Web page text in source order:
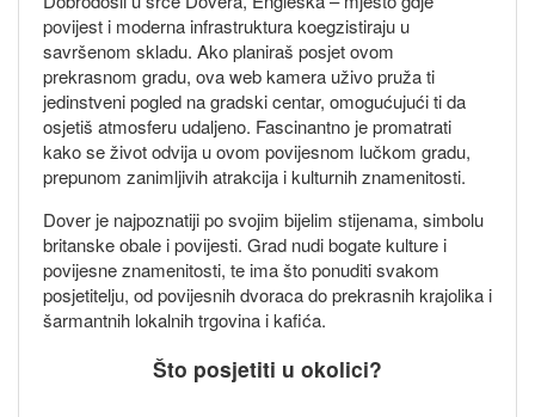
povijest i moderna infrastruktura koegzistiraju u
savršenom skladu. Ako planiraš posjet ovom
prekrasnom gradu, ova web kamera uživo pruža ti
jedinstveni pogled na gradski centar, omogućujući ti da
osjetiš atmosferu udaljeno. Fascinantno je promatrati
kako se život odvija u ovom povijesnom lučkom gradu,
prepunom zanimljivih atrakcija i kulturnih znamenitosti.
Dover je najpoznatiji po svojim bijelim stijenama, simbolu
britanske obale i povijesti. Grad nudi bogate kulture i
povijesne znamenitosti, te ima što ponuditi svakom
posjetitelju, od povijesnih dvoraca do prekrasnih krajolika i
šarmantnih lokalnih trgovina i kafića.
Što posjetiti u okolici?